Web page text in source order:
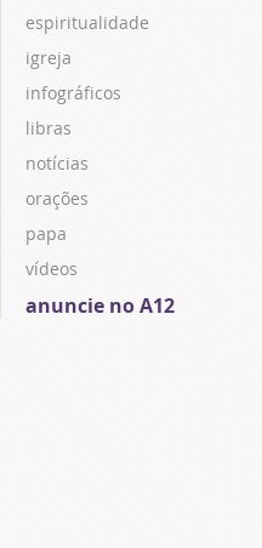
espiritualidade
igreja
infográficos
libras
notícias
orações
papa
vídeos
anuncie no A12